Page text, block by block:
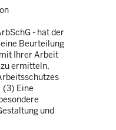
- hat der
Beurteilung
Ihrer Arbeit
ermitteln,
Eine
und